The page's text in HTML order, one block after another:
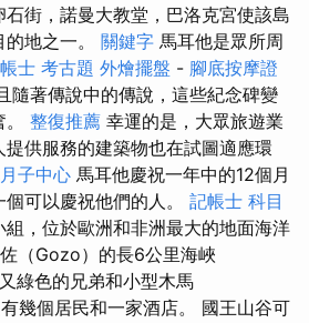
街，諾曼大教堂，巴洛克宮使該島
地之一。 關鍵字 馬耳他是眾所周
士 考古題 外燴擺盤 - 腳底按摩證
隨著傳說中的傳說，這些紀念碑變
整復推薦 幸運的是，大眾旅遊業
供服務的建築物也在試圖適應環
子中心 馬耳他慶祝一年中的12個月
可以慶祝他們的人。 記帳士 科目
，位於歐洲和非洲最大的地面海洋
（Gozo）的長6公里海峽
綠色的兄弟和小型木馬
幾個居民和一家酒店。 國王山谷可